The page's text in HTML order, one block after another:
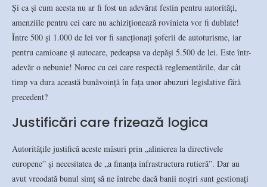
Și ca și cum acesta nu ar fi fost un adevărat festin pentru autorități,
amenziile pentru cei care nu achiziționează rovinieta vor fi dublate!
Între 500 și 1.000 de lei vor fi sancționați șoferii de autoturisme, iar
pentru camioane și autocare, pedeapsa va depăși 5.500 de lei. Este într-
adevăr o nebunie! Noroc cu cei care respectă reglementările, dar cât
timp va dura această bunăvoință în fața unor abuzuri legislative fără
precedent?
Justificări care frizează logica
Autoritățile justifică aceste măsuri prin „alinierea la directivele
europene” și necesitatea de „a finanța infrastructura rutieră”. Dar au
avut vreodată bunul simț să ne întrebe dacă banii noștri sunt gestionați